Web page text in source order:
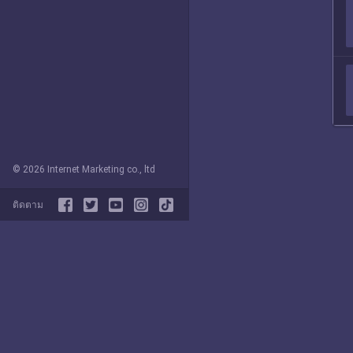
© 2026 Internet Marketing co., ltd
ติดตาม